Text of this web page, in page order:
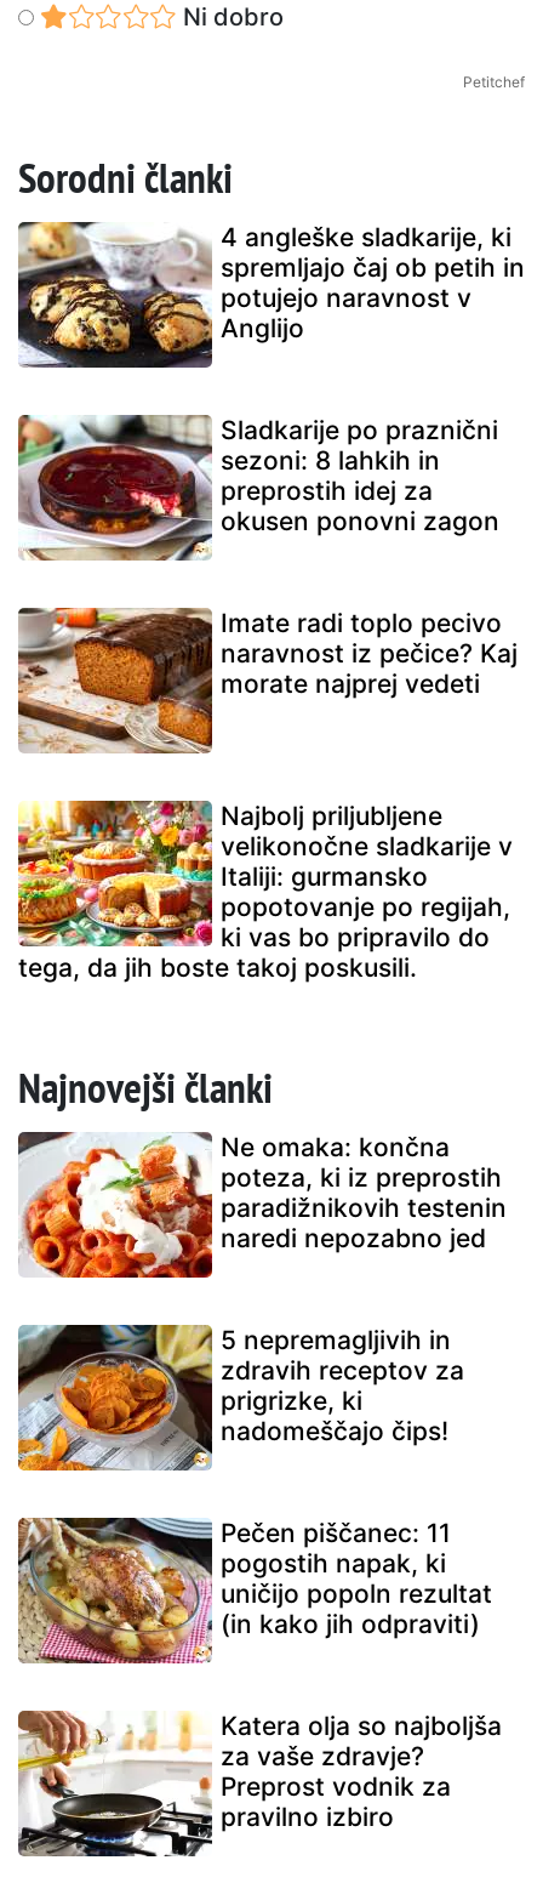
Ni dobro
Petitchef
Sorodni članki
4 angleške sladkarije, ki
spremljajo čaj ob petih in
potujejo naravnost v
Anglijo
Sladkarije po praznični
sezoni: 8 lahkih in
preprostih idej za
okusen ponovni zagon
Imate radi toplo pecivo
naravnost iz pečice? Kaj
morate najprej vedeti
Najbolj priljubljene
velikonočne sladkarije v
Italiji: gurmansko
popotovanje po regijah,
ki vas bo pripravilo do
tega, da jih boste takoj poskusili.
Najnovejši članki
Ne omaka: končna
poteza, ki iz preprostih
paradižnikovih testenin
naredi nepozabno jed
5 nepremagljivih in
zdravih receptov za
prigrizke, ki
nadomeščajo čips!
Pečen piščanec: 11
pogostih napak, ki
uničijo popoln rezultat
(in kako jih odpraviti)
Katera olja so najboljša
za vaše zdravje?
Preprost vodnik za
pravilno izbiro